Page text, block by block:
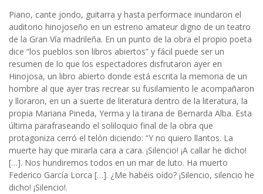
Piano, cante jondo, guitarra y hasta performace inundaron el
auditorio hinojoseño en un estreno amateur digno de un teatro
de la Gran Vía madrileña. En un punto de la obra el propio poeta
dice “los pueblos son libros abiertos” y fácil puede ser un
resumen de lo que los espectadores disfrutaron ayer en
Hinojosa, un libro abierto donde está escrita la memoria de un
hombre al que ayer tras recrear su fusilamiento le acompañaron
y lloraron, en un a suerte de literatura dentro de la literatura, la
propia Mariana Pineda, Yerma y la tirana de Bernarda Alba. Esta
última parafraseando el soliloquio final de la obra que
protagoniza cerró el telón diciendo: “Y no quiero llantos. La
muerte hay que mirarla cara a cara. ¡Silencio! ¡A callar he dicho!
[…]. Nos hundiremos todos en un mar de luto. Ha muerto
Federico García Lorca […]. ¿Me habéis oído? ¡Silencio, silencio he
dicho! ¡Silencio!.